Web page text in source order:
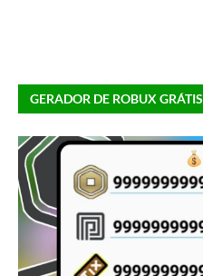
GERADOR DE ROBUX GRÁTIS